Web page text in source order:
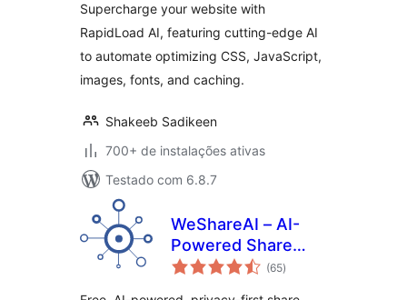
Supercharge your website with
RapidLoad AI, featuring cutting-edge AI
to automate optimizing CSS, JavaScript,
images, fonts, and caching.
Shakeeb Sadikeen
700+ de instalações ativas
Testado com 6.8.7
WeShareAI – AI-
Powered Share
Buttons (formerly
(65total
de
)